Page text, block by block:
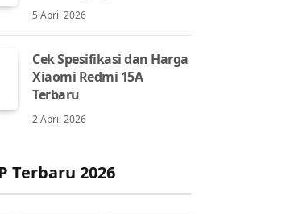
5 April 2026
Cek Spesifikasi dan Harga
Xiaomi Redmi 15A
Terbaru
2 April 2026
Terbaru 2026